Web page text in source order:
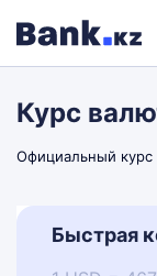
Курс
Официальный курс
Быстрая